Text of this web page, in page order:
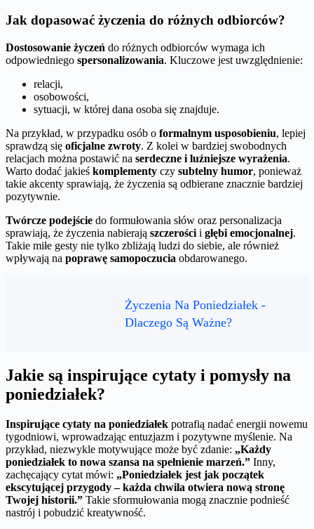
Jak dopasować życzenia do różnych odbiorców?
Dostosowanie życzeń do różnych odbiorców wymaga ich
odpowiedniego spersonalizowania. Kluczowe jest uwzględnienie:
relacji,
osobowości,
sytuacji, w której dana osoba się znajduje.
Na przykład, w przypadku osób o formalnym usposobieniu, lepiej
sprawdzą się oficjalne zwroty. Z kolei w bardziej swobodnych
relacjach można postawić na serdeczne i luźniejsze wyrażenia.
Warto dodać jakieś komplementy czy subtelny humor, ponieważ
takie akcenty sprawiają, że życzenia są odbierane znacznie bardziej
pozytywnie.
Twórcze podejście do formułowania słów oraz personalizacja
sprawiają, że życzenia nabierają szczerości i głębi emocjonalnej.
Takie miłe gesty nie tylko zbliżają ludzi do siebie, ale również
wpływają na poprawę samopoczucia obdarowanego.
Życzenia Na Poniedziałek -
Dlaczego Są Ważne?
Jakie są inspirujące cytaty i pomysły na
poniedziałek?
Inspirujące cytaty na poniedziałek potrafią nadać energii nowemu
tygodniowi, wprowadzając entuzjazm i pozytywne myślenie. Na
przykład, niezwykle motywujące może być zdanie: „Każdy
poniedziałek to nowa szansa na spełnienie marzeń.” Inny,
zachęcający cytat mówi: „Poniedziałek jest jak początek
ekscytującej przygody – każda chwila otwiera nową stronę
Twojej historii.” Takie sformułowania mogą znacznie podnieść
nastrój i pobudzić kreatywność.